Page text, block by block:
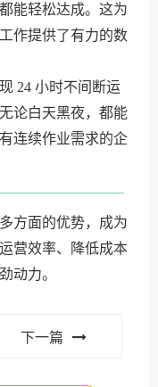
能轻松达成。这为
作提供了有力的数
24 小时不间断运
论白天黑夜，都能
连续作业需求的企
方面的优势，成为
营效率、降低成本
动力。
下一篇